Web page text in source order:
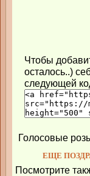
Чтобы
осталось..)
следующей
Голосовые
ЕЩЕ
Посмотрите